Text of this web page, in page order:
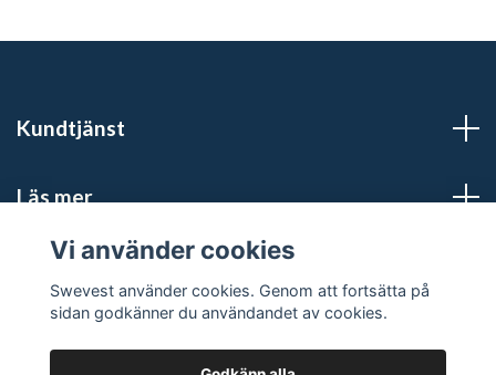
Kundtjänst
Läs mer
Sociala medier
Vi använder cookies
Swevest använder cookies. Genom att fortsätta på
sidan godkänner du användandet av cookies.